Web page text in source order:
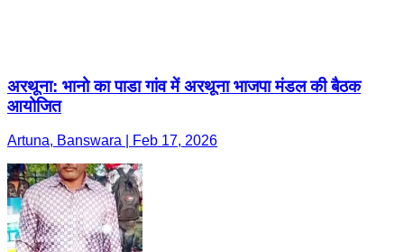
अरथूना: भानो का पाडा गांव में अरथूना भाजपा मंडल की बैठक
आयोजित
Artuna, Banswara | Feb 17, 2026